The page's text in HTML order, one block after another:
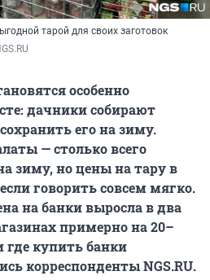
тарой для своих заготовок
особенно
дачники собирают
его на зиму.
— столько всего
зиму, но цены на тару в
говорить совсем мягко.
на банки выросла в два
примерно на 20–
где купить банки
корреспонденты NGS.RU.